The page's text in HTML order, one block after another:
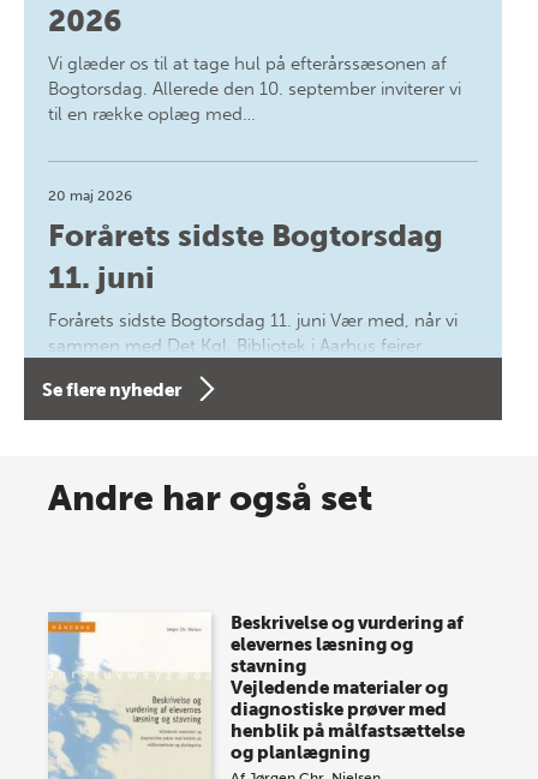
2026
Vi glæder os til at tage hul på efterårssæsonen af
Bogtorsdag. Allerede den 10. september inviterer vi
til en række oplæg med…
20 maj 2026
Forårets sidste Bogtorsdag
11. juni
Forårets sidste Bogtorsdag 11. juni Vær med, når vi
sammen med Det Kgl. Bibliotek i Aarhus fejrer
forfatterne bag vores nyes…
Spar op til 70% til sommer-
onsdag den 10. j…
Se flere nyheder
Andre har også set
Beskrivelse og vurdering af
elevernes læsning og
stavning
Vejledende materialer og
diagnostiske prøver med
henblik på målfastsættelse
og planlægning